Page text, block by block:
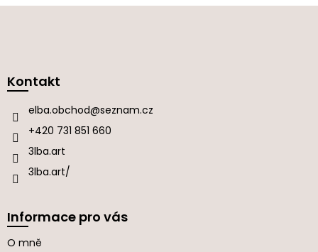
aKontakt
elba.obchod@seznam.cz
+420 731 851 660
3lba.art
3lba.art/
Informace pro vás
O mně